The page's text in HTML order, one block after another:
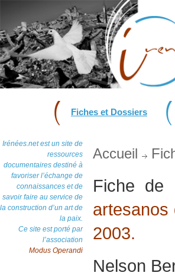
Fiches et Dossiers
Irénées.net est un site de
ressources
documentaires destiné à
favoriser l’échange de
connaissances et de
savoir faire au service de
la construction d’un art de
la paix.
Ce site est porté par
l’association
Modus Operandi
Accueil
Fiche
artesanos
2003.
Nelson